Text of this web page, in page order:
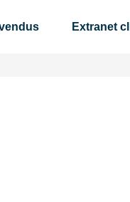
Extranet